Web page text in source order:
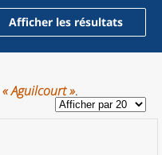
Afficher les résultats
« Aguilcourt ».